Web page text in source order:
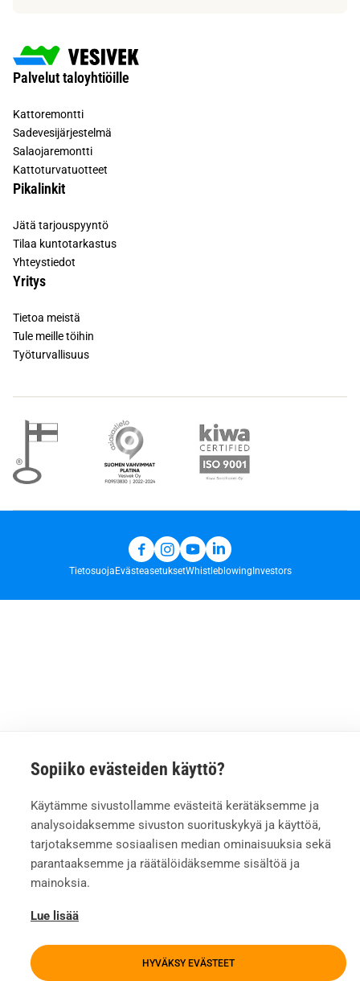
Sopiiko evästeiden käyttö?
Käytämme sivustollamme evästeitä kerätäksemme ja
analysoidaksemme sivuston suorituskykyä ja käyttöä,
tarjotaksemme sosiaalisen median ominaisuuksia sekä
parantaaksemme ja räätälöidäksemme sisältöä ja
mainoksia.
Lue lisää
HYVÄKSY EVÄSTEET
Palvelut taloyhtiöille
Kattoremontti
Sadevesijärjestelmä
Salaojaremontti
Kattoturvatuotteet
Pikalinkit
Jätä tarjouspyyntö
Tilaa kuntotarkastus
Yhteystiedot
Yritys
Tietoa meistä
Tule meille töihin
Työturvallisuus
Tietosuoja EvästeasetuksetWhistleblowing Investors